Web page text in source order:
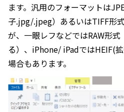
ます。汎用のフォーマットは
子.jpg/.jpeg）あるいはTIFF形
が、一眼レフなどではRAW形
る）、iPhone/ iPadではHEIF(
場合もあります。